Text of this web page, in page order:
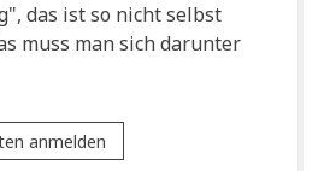
das ist so nicht selbst
muss man sich dar­un­ter
anmelden